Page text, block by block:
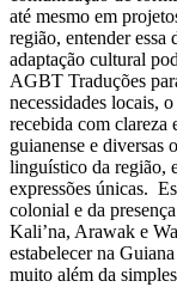
até mesmo em
região, entender
adaptação cultural
AGBT Traduções
necessidades locais,
recebida com clareza
guianense e diversas
linguístico da região,
expressões únicas.
colonial e da
Kali’na, Arawak e
estabelecer na
muito além da